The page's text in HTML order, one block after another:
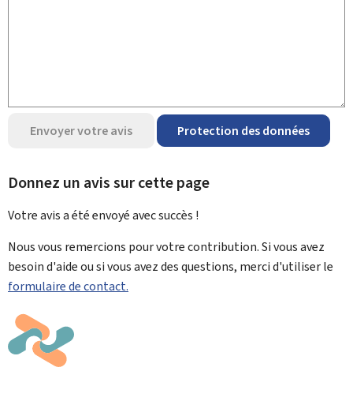
Envoyer votre avis Protection des données
Donnez un avis sur cette page
Votre avis a été envoyé avecsuccès !
Nous vous remercions pour votre contribution. Si vous avez
besoin d'aide ou si vous avez des questions, merci d'utiliser le
formulaire de contact.